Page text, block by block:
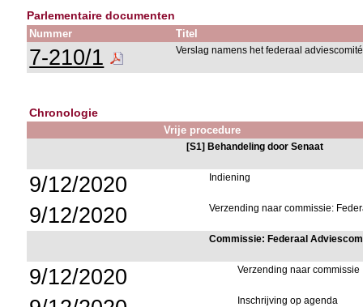
Parlementaire documenten
Nummer Titel
7-210/1 Verslag namens het federaal
Chronologie
Vrije procedure
[S1] Behandeling door Senaat
9/12/2020 Indiening
9/12/2020 Verzending naar commissie:
Commissie: Federaal
9/12/2020 Verzending naar commissie
Inschrijving op agenda